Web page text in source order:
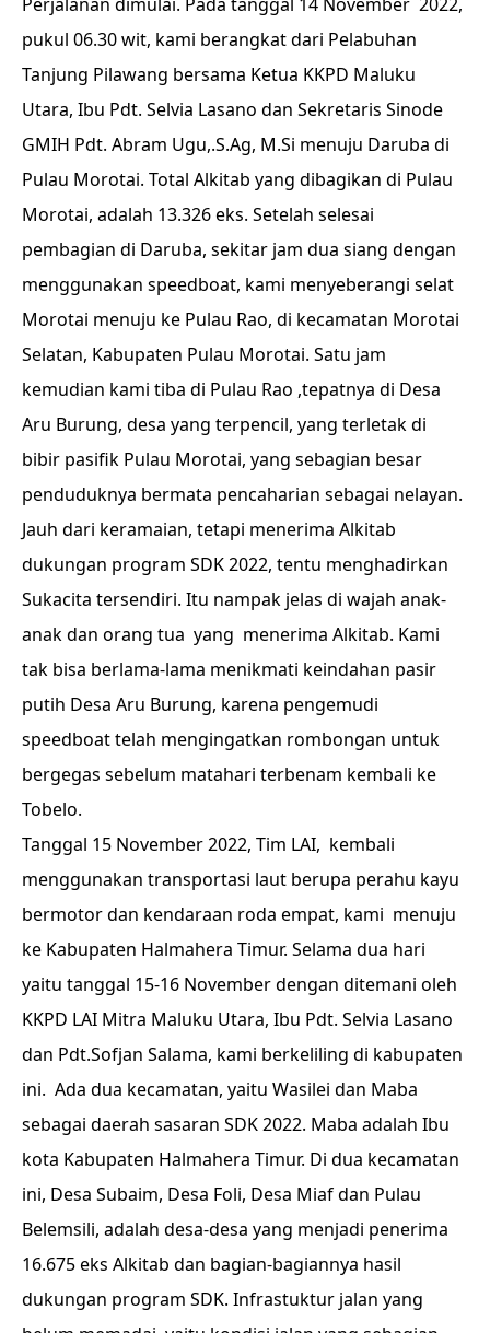
pukul 06.30 wit, kami berangkat dari Pelabuhan
Tanjung Pilawang bersama Ketua KKPD Maluku
Utara, Ibu Pdt. Selvia Lasano dan Sekretaris Sinode
GMIH Pdt. Abram Ugu,.S.Ag, M.Si menuju Daruba di
Pulau Morotai. Total Alkitab yang dibagikan di Pulau
Morotai, adalah 13.326 eks. Setelah selesai
pembagian di Daruba, sekitar jam dua siang dengan
menggunakan speedboat, kami menyeberangi selat
Morotai menuju ke Pulau Rao, di kecamatan Morotai
Selatan, Kabupaten Pulau Morotai. Satu jam
kemudian kami tiba di Pulau Rao ,tepatnya di Desa
Aru Burung, desa yang terpencil, yang terletak di
bibir pasifik Pulau Morotai, yang sebagian besar
penduduknya bermata pencaharian sebagai nelayan.
Jauh dari keramaian, tetapi menerima Alkitab
dukungan program SDK 2022, tentu menghadirkan
Sukacita tersendiri. Itu nampak jelas di wajah anak-
anak dan orang tua yang menerima Alkitab. Kami
tak bisa berlama-lama menikmati keindahan pasir
putih Desa Aru Burung, karena pengemudi
speedboat telah mengingatkan rombongan untuk
bergegas sebelum matahari terbenam kembali ke
Tobelo.
Tanggal 15 November 2022, Tim LAI, kembali
menggunakan transportasi laut berupa perahu kayu
bermotor dan kendaraan roda empat, kami menuju
ke Kabupaten Halmahera Timur. Selama dua hari
yaitu tanggal 15-16 November dengan ditemani oleh
KKPD LAI Mitra Maluku Utara, Ibu Pdt. Selvia Lasano
dan Pdt.Sofjan Salama, kami berkeliling di kabupaten
ini. Ada dua kecamatan, yaitu Wasilei dan Maba
sebagai daerah sasaran SDK 2022. Maba adalah Ibu
kota Kabupaten Halmahera Timur. Di dua kecamatan
ini, Desa Subaim, Desa Foli, Desa Miaf dan Pulau
Belemsili, adalah desa-desa yang menjadi penerima
16.675 eks Alkitab dan bagian-bagiannya hasil
dukungan program SDK. Infrastuktur jalan yang